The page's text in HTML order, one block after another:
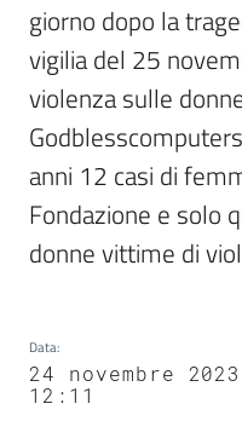
giorno dopo la
vigilia del 25
violenza sulle
anni 12 casi di
Fondazione e solo
donne vittime di
Data:
24 novembre 2023
12:11